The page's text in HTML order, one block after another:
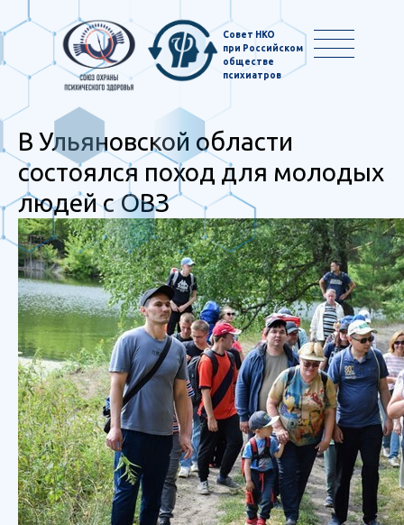
Совет НКО
при Российском
обществе
психиатров
В Ульяновской области
состоялся поход для молодых
людей с ОВЗ